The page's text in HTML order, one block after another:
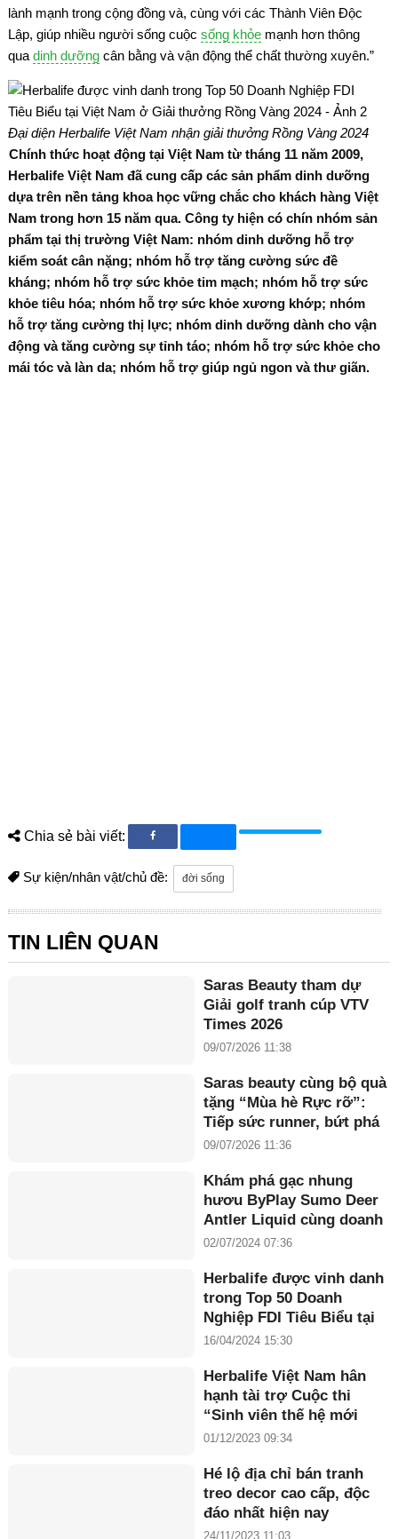
lành mạnh trong cộng đồng và, cùng với các Thành Viên Độc
Lập, giúp nhiều người sống cuộc sống khỏe mạnh hơn thông
qua dinh dưỡng cân bằng và vận động thể chất thường xuyên.”
Đại diện Herbalife Việt Nam nhận giải thưởng Rồng Vàng 2024
Chính thức hoạt động tại Việt Nam từ tháng 11 năm 2009,
Herbalife Việt Nam đã cung cấp các sản phẩm dinh dưỡng
dựa trên nền tảng khoa học vững chắc cho khách hàng Việt
Nam trong hơn 15 năm qua. Công ty hiện có chín nhóm sản
phẩm tại thị trường Việt Nam: nhóm dinh dưỡng hỗ trợ
kiểm soát cân nặng; nhóm hỗ trợ tăng cường sức đề
kháng; nhóm hỗ trợ sức khỏe tim mạch; nhóm hỗ trợ sức
khỏe tiêu hóa; nhóm hỗ trợ sức khỏe xương khớp; nhóm
hỗ trợ tăng cường thị lực; nhóm dinh dưỡng dành cho vận
động và tăng cường sự tỉnh táo; nhóm hỗ trợ sức khỏe cho
mái tóc và làn da; nhóm hỗ trợ giúp ngủ ngon và thư giãn.
Chia sẻ bài viết:
Sự kiện/nhân vật/chủ đề: đời sống
TIN LIÊN QUAN
Saras Beauty tham dự
Giải golf tranh cúp VTV
Times 2026
09/07/2026 11:38
Saras beauty cùng bộ quà
tặng “Mùa hè Rực rỡ”:
Tiếp sức runner, bứt phá
giới hạn
09/07/2026 11:36
Khám phá gạc nhung
hươu ByPlay Sumo Deer
Antler Liquid cùng doanh
nhân Maria Tuyền
02/07/2024 07:36
Herbalife được vinh danh
trong Top 50 Doanh
Nghiệp FDI Tiêu Biểu tại
Việt Nam ở Giải thưởng
16/04/2024 15:30
Herbalife Việt Nam hân
hạnh tài trợ Cuộc thi
“Sinh viên thế hệ mới
2023” được tổ chức bởi
01/12/2023 09:34
Hé lộ địa chỉ bán tranh
treo decor cao cấp, độc
đáo nhất hiện nay
24/11/2023 11:03